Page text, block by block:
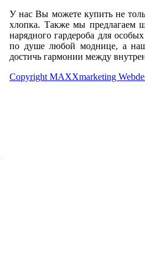
У нас Вы можете купить не
хлопка. Также мы предлагаем
нарядного гардероба для
по душе любой моднице, а
достичь гармонии между
Copyright MAXXmarketing